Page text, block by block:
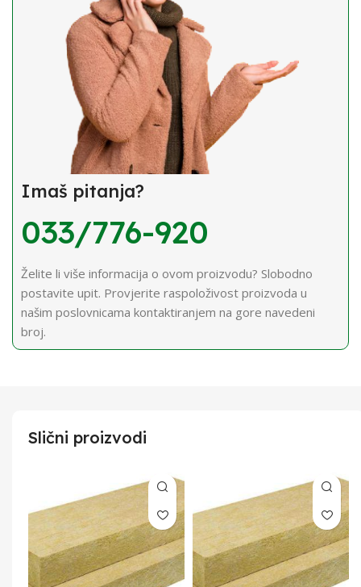
Imaš pitanja?
033/776-920
Želite li više informacija o ovom proizvodu? Slobodno
postavite upit. Provjerite raspoloživost proizvoda u
našim poslovnicama kontaktiranjem na gore navedeni
broj.
Slični proizvodi